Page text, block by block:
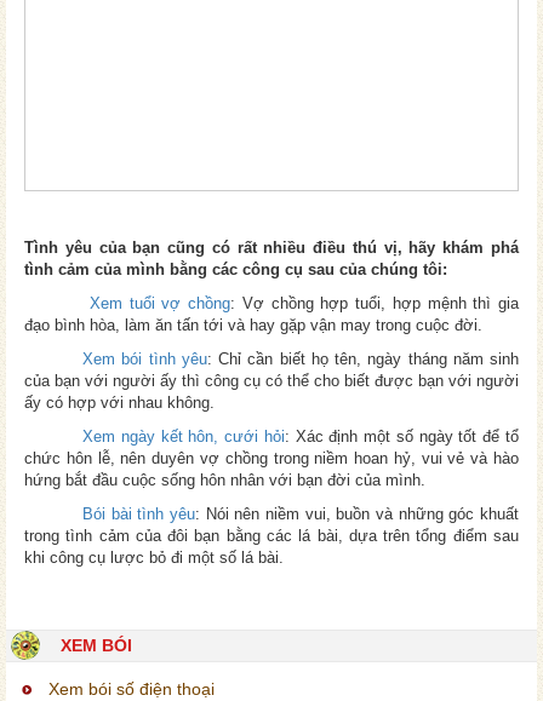
Tình yêu của bạn cũng có rất nhiều điều thú vị, hãy khám phá
tình cảm của mình bằng các công cụ sau của chúng tôi:
Xem tuổi vợ chồng: Vợ chồng hợp tuổi, hợp mệnh thì gia
đạo bình hòa, làm ăn tấn tới và hay gặp vận may trong cuộc đời.
Xem bói tình yêu: Chỉ cần biết họ tên, ngày tháng năm sinh
của bạn với người ấy thì công cụ có thể cho biết được bạn với người
ấy có hợp với nhau không.
Xem ngày kết hôn, cưới hỏi: Xác định một số ngày tốt để tổ
chức hôn lễ, nên duyên vợ chồng trong niềm hoan hỷ, vui vẻ và hào
hứng bắt đầu cuộc sống hôn nhân với bạn đời của mình.
Bói bài tình yêu: Nói nên niềm vui, buồn và những góc khuất
trong tình cảm của đôi bạn bằng các lá bài, dựa trên tổng điểm sau
khi công cụ lược bỏ đi một số lá bài.
XEM BÓI
Xem bói số điện thoại